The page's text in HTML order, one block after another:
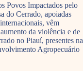
Povos Impactados pelo
do Cerrado, apoiadas
vêm
da violência e de
no Piauí, presentes na
Agropecuário